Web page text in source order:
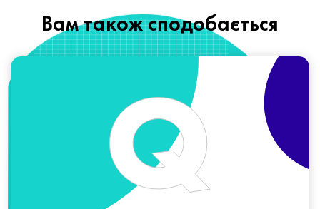
Вам також сподобається